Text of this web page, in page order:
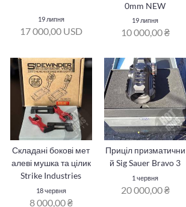
19 липня
17 000,00 USD
0mm NEW
19 липня
10 000,00 ₴
Складані бокові мет
алеві мушка та цілик
Strike Industries
18 червня
8 000,00 ₴
Приціл призматични
й Sig Sauer Bravo 3
1 червня
20 000,00 ₴